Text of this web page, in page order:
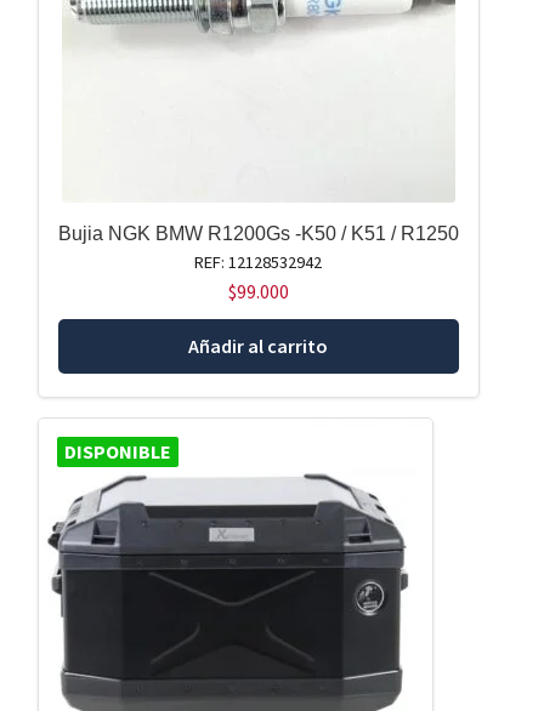
Bujia NGK BMW R1200Gs -K50 / K51 / R1250
REF: 12128532942
$99.000
Añadir al carrito
DISPONIBLE